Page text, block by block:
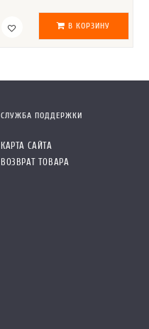
В КОРЗИНУ
СЛУЖБА ПОДДЕРЖКИ
КАРТА САЙТА
ВОЗВРАТ ТОВАРА